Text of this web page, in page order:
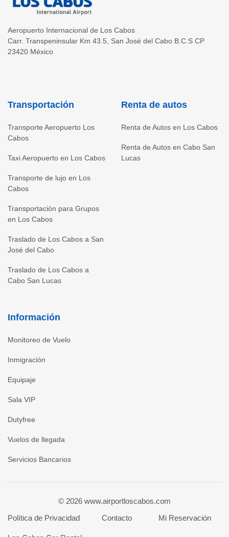
Aeropuerto Internacional de Los Cabos
Carr. Transpeninsular Km 43.5
San José del Cabo B.C.S CP
23420 México
Transportación
Transporte Aeropuerto Los
Cabos
Taxi Aeropuerto en Los Cabos
Transporte de lujo en Los
Cabos
Transportación para Grupos
en Los Cabos
Traslado de Los Cabos a San
José del Cabo
Traslado de Los Cabos a
Cabo San Lucas
Renta de autos
Renta de Autos en Los Cabos
Renta de Autos en Cabo San
Lucas
Información
Monitoreo de Vuelo
Inmigración
Equipaje
Sala VIP
Dutyfree
Vuelos de llegada
Servicios Bancarios
© 2026 www.airportloscabos.com
Política de Privacidad
Contacto Mi Reservación